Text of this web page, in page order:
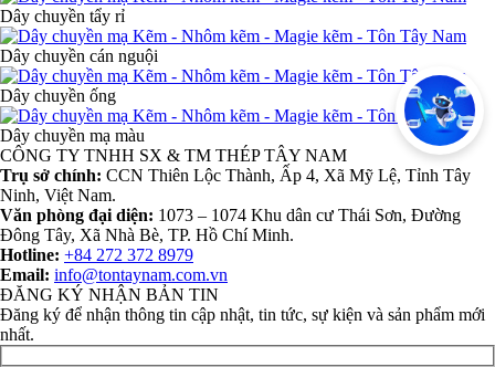
Dây chuyền tẩy rỉ
Dây chuyền cán nguội
Dây chuyền ống
Dây chuyền mạ màu
CÔNG TY TNHH SX & TM THÉP TÂY NAM
Trụ sở chính: CCN Thiên Lộc Thành, Ấp 4, Xã Mỹ Lệ, Tỉnh Tây
Ninh, Việt Nam.
Văn phòng đại diện: 1073 – 1074 Khu dân cư Thái Sơn, Đường
Đông Tây, Xã Nhà Bè, TP. Hồ Chí Minh.
Hotline: +84 272 372 8979
Email: info@tontaynam.com.vn
ĐĂNG KÝ NHẬN BẢN TIN
Đăng ký để nhận thông tin cập nhật, tin tức, sự kiện và sản phẩm mới
nhất.